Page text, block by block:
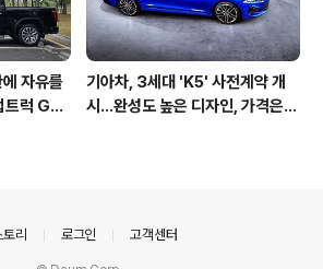
자유를
트럭 GM
기아차, 3세대 'K5' 사전계약 개
시...완성도 높은 디자인, 가격은
토리 로그인 고객센터